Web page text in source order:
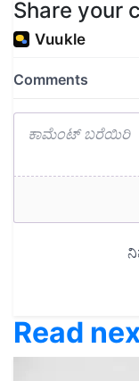
Share your
Read